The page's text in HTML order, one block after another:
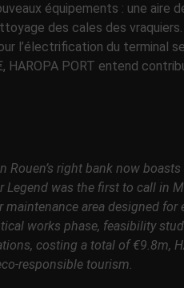
équipements : une aire
des cales des
l’électrification du terminal
PORT entend
Rouen’s right bank now
was the first to call in
area designed for
works phase, feasibility
costing a total of €9.8m,
responsible tourism.